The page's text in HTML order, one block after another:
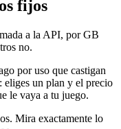
fijos
a la API, por GB
no.
por uso que castigan
eliges un plan y el precio
le vaya a tu juego.
Mira exactamente lo